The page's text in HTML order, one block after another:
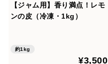
【ジャム用】香り満点！レモ
ンの皮（冷凍・1kg）
約1kg
¥3,500